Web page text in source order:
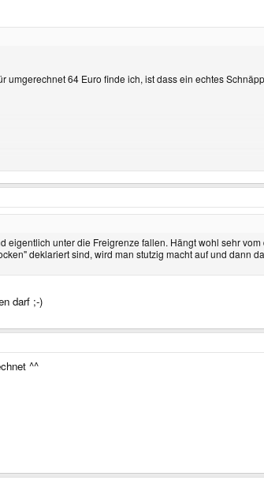
64 Euro finde ich, ist dass ein echtes
dass es vom Zoll eingezogen wird? Ab und an lese
HongKong? Ich habe nicht so die große Lust erst wieder
Allgemeinen beschäftigt.
unter die Freigrenze fallen. Hängt wohl sehr
deklariert sind, wird man stutzig macht auf und dann
darf ;-)
^^